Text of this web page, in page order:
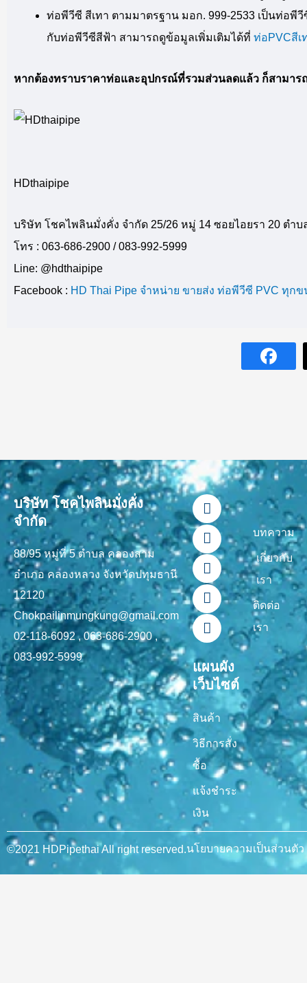
ท่อพีวีซี สีเทา ตามมาตรฐาน มอก. 999-2533 เป็นท่อ
กับท่อพีวีซีสีฟ้า สามารถดูข้อมูลเพิ่มเติมได้ที่ ท่อPVCสีเ
หากต้องทราบราคาท่อและอุปกรณ์ที่รวมส่วนลดแล้ว ก็สามา
HDthaipipe
บริษัท โชคไพลินมั่งคั่ง จำกัด 25/26 หมู่ 14 ซอยไอยรา 20 ตำ
โทร : 063-686-2900 / 083-992-5999
Line: @hdthaipipe
Facebook : HD Thai Pipe จำหน่าย ขายส่ง ท่อพีวีซี PVC ทุกข
บริษัท โชคไพลินมั่งคั่ง
จำกัด
88/95 หมู่ที่ 5 ตำบล คลองสาม
อำเภอ คลองหลวง จังหวัดปทุมธานี
12120
Chokpailinmungkung@gmail.com
02-118-6092 , 063-686-2900 ,
083-992-5999
F
a
c
e
b
o
o
k
-
f
L
i
n
e
Y
o
u
t
u
b
e
T
i
k
t
o
k
I
n
s
t
a
g
r
a
m
แผนผัง
เว็บไซต์
สินค้า
วิธีการสั่ง
ซื้อ
แจ้งชำระ
เงิน
บทความ
เกี่ยวกับ
เรา
ติดต่อ
เรา
©2021 HDPipethai All right reserved.นโยบายความเป็นส่วนตัว